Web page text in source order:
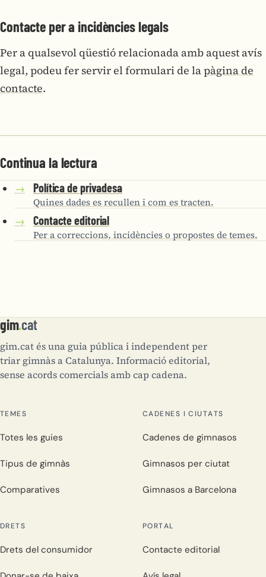
Contacte per a incidències legals
Per a qualsevol qüestió relacionada amb aquest avís
legal, podeu fer servir el formulari de lapàgina de
contacte.
Continua la lectura
→ Política de privadesa
Quines dades es recullen i com es tracten.
→ Contacte editorial
Per a correccions, incidències o propostes de temes.
gim.cat
gim.cat és una guia pública i independent per
triar gimnàs a Catalunya. Informació editorial,
sense acords comercials amb cap cadena.
TEMES
Totes les guies
Tipus de gimnàs
Comparatives
CADENES I CIUTATS
Cadenes de gimnasos
Gimnasos per ciutat
Gimnasos a Barcelona
DRETS
Drets del consumidor
PORTAL
Contacte editorial